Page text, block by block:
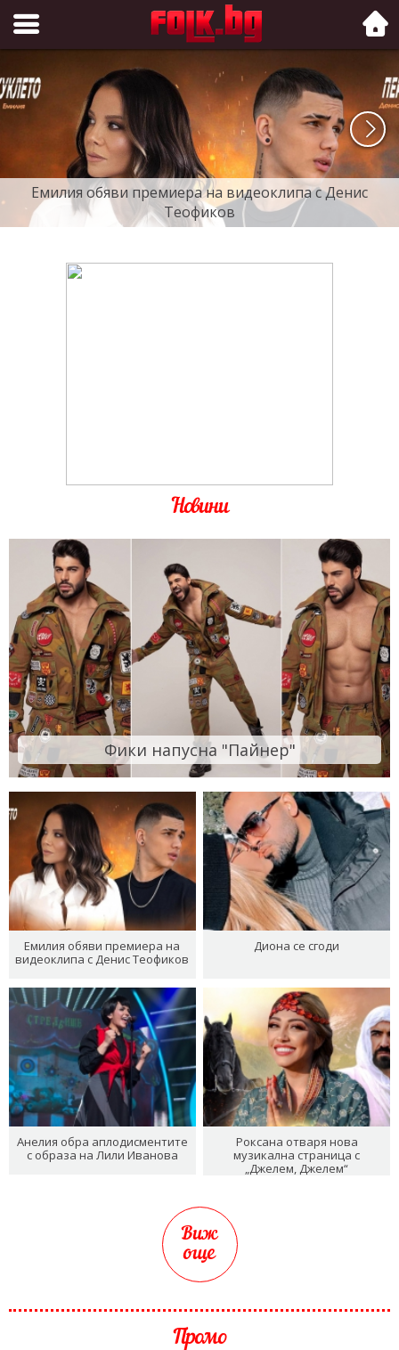
Folk.bg
Емилия обяви премиера на видеоклипа с Денис
Теофиков
Новини
Фики напусна "Пайнер"
Емилия обяви премиера на
видеоклипа с Денис Теофиков
Диона се сгоди
Анелия обра аплодисментите
с образа на Лили Иванова
Роксана отваря нова
музикална страница с
„Джелем, Джелем“
Виж
още
Промо